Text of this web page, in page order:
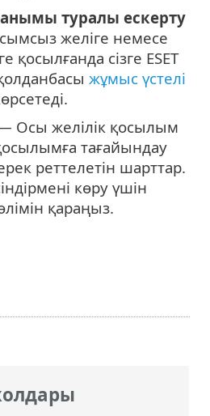
туралы ескерту
желіге немесе
қосылғанда сізге ESET
жұмыс үстелі
Осы желілік қосылым
тағайындау
реттелетін шарттар.
көру үшін
қараңыз.